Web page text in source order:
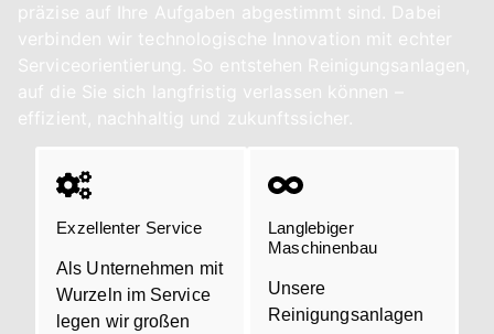
präzise auf Ihre Aufgaben abgestimmt sind. Dabei
verbinden wir technologische Innovation mit echter
Serviceorientierung. So entstehen Reinigungsanlagen,
auf die Sie sich langfristig verlassen können –
effizient, nachhaltig und zukunftssicher.
Exzellenter Service
Als Unternehmen mit
Wurzeln im Service
legen wir großen
Langlebiger
Maschinenbau
Unsere
Reinigungsanlagen